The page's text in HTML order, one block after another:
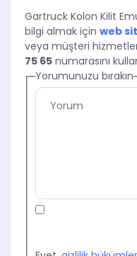
Gartruck Kolon Kilit
bilgi almak için web
veya müşteri
75 65 numarasını
Yorumunuzu bırakın